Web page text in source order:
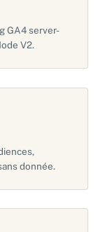
GA4 server-
V2.
donnée.